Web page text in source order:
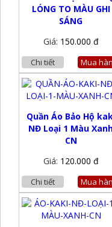
LÓNG TO MÀU GHI
SÁNG
Giá: 150.000 đ
Chi tiết Mua
Quần Áo Bảo Hộ
NĐ Loại 1 Màu
CN
Giá: 120.000 đ
Chi tiết Mua